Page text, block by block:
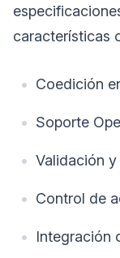
características
Coedición
Soporte
Validación
Control de
Integración